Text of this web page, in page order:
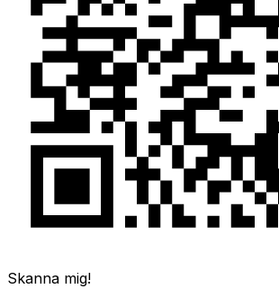
Skanna mig!